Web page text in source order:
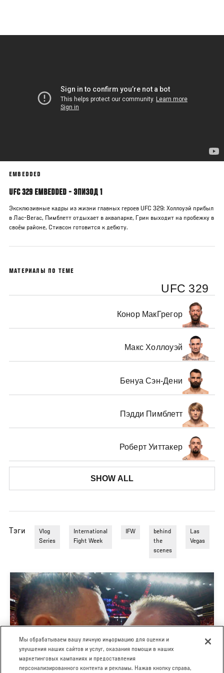
основному
EMBEDDED
UFC 329 EMBEDDED - ЭПИЗОД 1
Эксклюзивные кадры из жизни главных героев UFC 329: Холлоуэй прибыл
в Лас-Вегас, Пимблетт отдыхает в аквапарке, Грин выходит на пробежку в
своём районе, Стивсон готовится к дебюту.
МАТЕРИАЛЫ ПО ТЕМЕ
UFC 329
Конор МакГрегор
Макс Холлоуэй
Бенуа Сэн-Дени
Пэдди Пимблетт
Роберт Уиттакер
SHOW ALL
Тэги
Vlog
Series
International
Fight Week
IFW
behind
the
scenes
Las
Vegas
Мы обрабатываем вашу личную информацию для оценки и
улучшения наших сайтов и услуг, оказания помощи в наших
маркетинговых кампаниях и предоставления
персонализированного контента и рекламы. Нажав кнопку справа,